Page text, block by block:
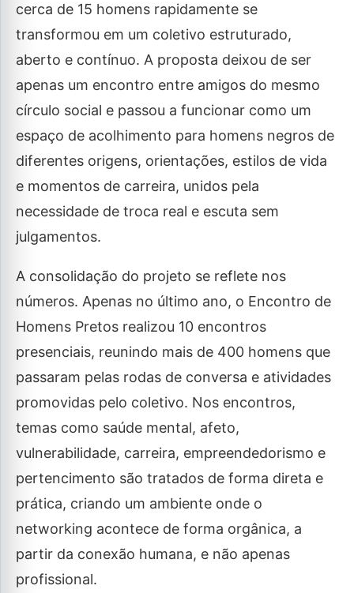
cerca de 15 homens rapidamente se
transformou em um coletivo estruturado,
aberto e contínuo. A proposta deixou de ser
apenas um encontro entre amigos do mesmo
círculo social e passou a funcionar como um
espaço de acolhimento para homens negros de
diferentes origens, orientações, estilos de vida
e momentos de carreira, unidos pela
necessidade de troca real e escuta sem
julgamentos.
A consolidação do projeto se reflete nos
números. Apenas no último ano, o Encontro de
Homens Pretos realizou 10 encontros
presenciais, reunindo mais de 400 homens que
passaram pelas rodas de conversa e atividades
promovidas pelo coletivo. Nos encontros,
temas como saúde mental, afeto,
vulnerabilidade, carreira, empreendedorismo e
pertencimento são tratados de forma direta e
prática, criando um ambiente onde o
networking acontece de forma orgânica, a
partir da conexão humana, e não apenas
profissional.